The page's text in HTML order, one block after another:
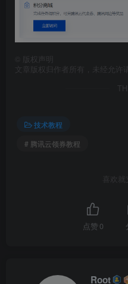
版权声明
文章版权归作者所有，未经允许
技术教程
# 腾讯云领券教程
喜欢
点赞 0
Root